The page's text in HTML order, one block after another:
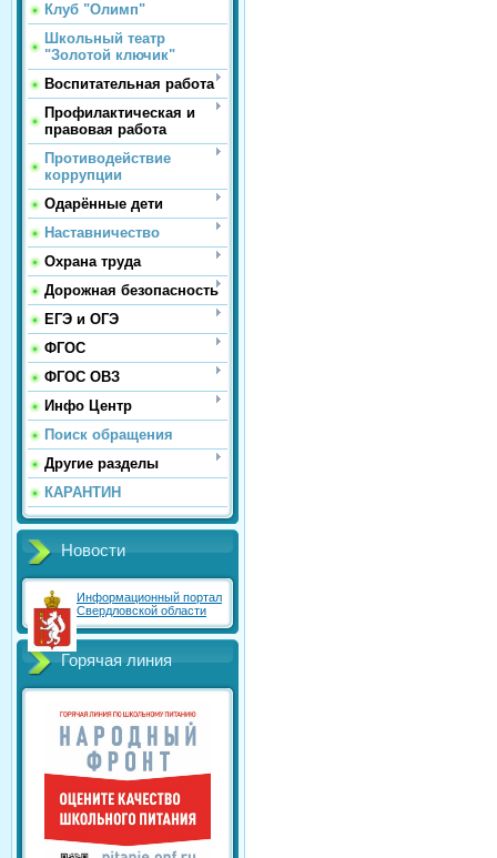
Клуб "Олимп"
Школьный театр
"Золотой ключик"
Воспитательная работа
Профилактическая и
правовая работа
Противодействие
коррупции
Одарённые дети
Наставничество
Охрана труда
Дорожная безопасность
ЕГЭ и ОГЭ
ФГОС
ФГОС ОВЗ
Инфо Центр
Поиск обращения
Другие разделы
КАРАНТИН
Новости
Информационный портал
Свердловской области
Горячая линия